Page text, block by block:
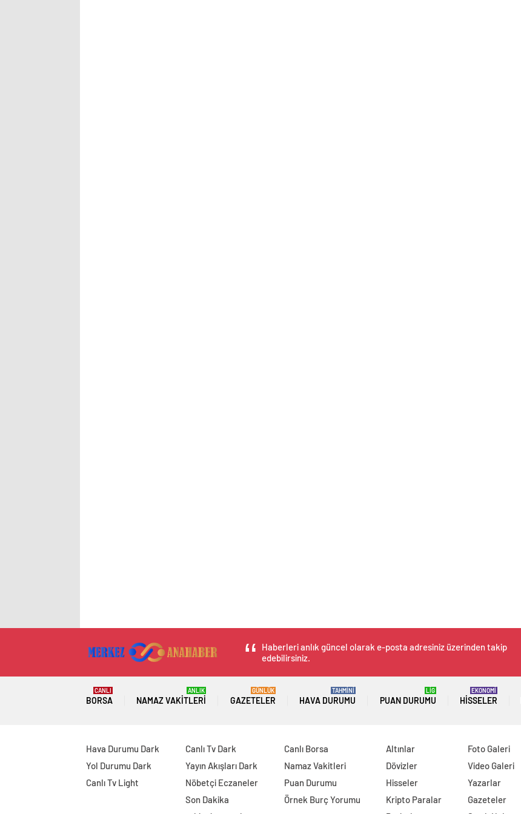
Haberleri anlık güncel olarak e-posta adresiniz üzerinden takip
edebilirsiniz.
BORSA
CANLI
NAMAZ VAKITLERI
ANLIK
GAZETELER
GÜNLÜK
HAVA DURUMU
TAHMİNİ
PUAN DURUMU
LİG
HISSELER
EKONOMİ
Hava Durumu Dark
Yol Durumu Dark
Canlı Tv Light
Canlı Tv Dark
Yayın Akışları Dark
Nöbetçi Eczaneler
Son Dakika
Canlı Borsa
Namaz Vakitleri
Puan Durumu
Örnek Burç Yorumu
Altınlar
Dövizler
Hisseler
Kripto Paralar
Foto Galeri
Video Galeri
Yazarlar
Gazeteler